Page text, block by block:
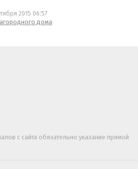
2015 06:57
дома
с сайта обязательно указание прямой